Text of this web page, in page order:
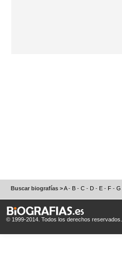
Buscar biografías >A- B - C - D - E - F - G
© 1999-2014. Todos los derechos reservados.